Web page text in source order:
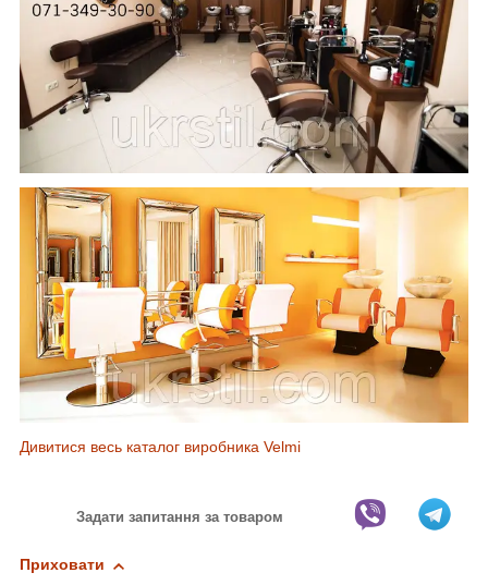
Дивитися весь каталог виробника Velmi
Задати запитання за товаром
Приховати